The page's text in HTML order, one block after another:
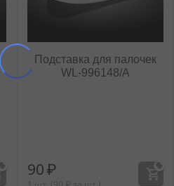
Подставка для палочек
WL‑996148/A
90₽